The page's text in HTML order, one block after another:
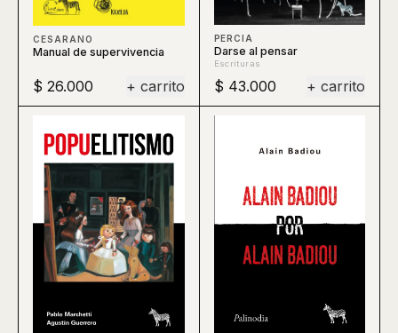
CESARANO
Manual de supervivencia
$ 26.000 + carrito
PERCIA
Darse al pensar
Escrituras
$ 43.000 + carrito